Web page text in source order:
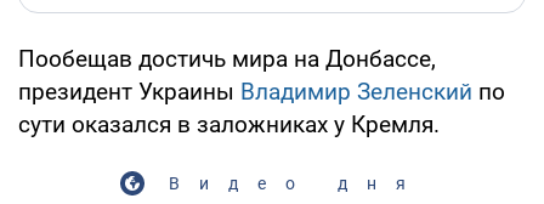
Пообещав достичь мира на Донбассе,
президент Украины Владимир Зеленский по
сути оказался в заложниках у Кремля.
Видео дня